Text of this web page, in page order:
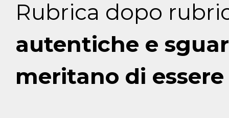
Rubrica dopo
autentiche e
meritano di